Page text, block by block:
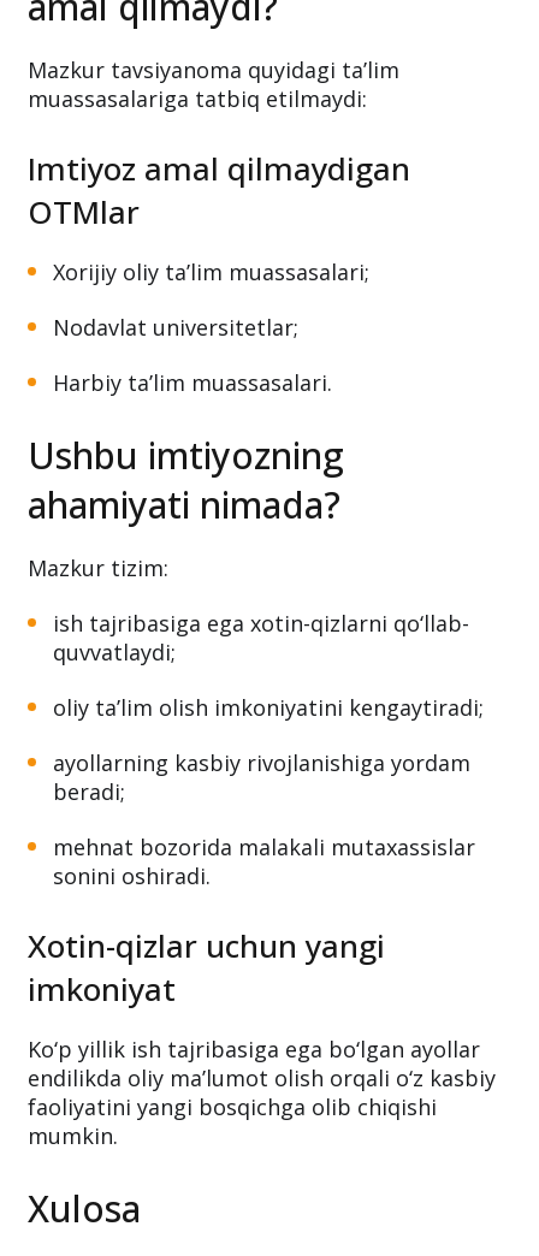
Mazkur tavsiyanoma quyidagi ta’lim
muassasalariga tatbiq etilmaydi:
Imtiyoz amal qilmaydigan
OTMlar
Xorijiy oliy ta’lim muassasalari;
Nodavlat universitetlar;
Harbiy ta’lim muassasalari.
Ushbu imtiyozning
ahamiyati nimada?
Mazkur tizim:
ish tajribasiga ega xotin-qizlarni qo‘llab-
quvvatlaydi;
oliy ta’lim olish imkoniyatini kengaytiradi;
ayollarning kasbiy rivojlanishiga yordam
beradi;
mehnat bozorida malakali mutaxassislar
sonini oshiradi.
Xotin-qizlar uchun yangi
imkoniyat
Ko‘p yillik ish tajribasiga ega bo‘lgan ayollar
endilikda oliy ma’lumot olish orqali o‘z kasbiy
faoliyatini yangi bosqichga olib chiqishi
mumkin.
Xulosa